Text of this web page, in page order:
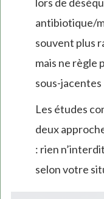
antibiotique/
souvent plus
mais ne règle
sous-jacentes
Les études
deux
: rien
selon votre